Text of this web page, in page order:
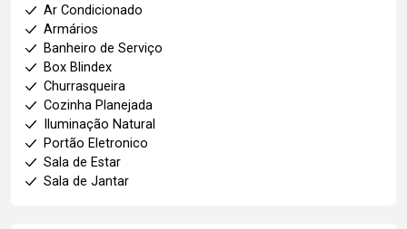
Ar Condicionado
Armários
Banheiro de Serviço
Box Blindex
Churrasqueira
Cozinha Planejada
Iluminação Natural
Portão Eletronico
Sala de Estar
Sala de Jantar